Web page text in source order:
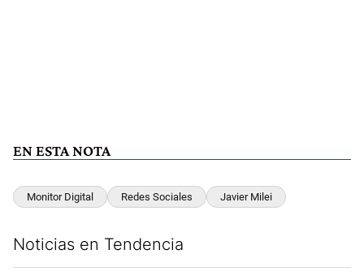
EN ESTA NOTA
Monitor Digital Redes Sociales Javier Milei
Noticias en Tendencia